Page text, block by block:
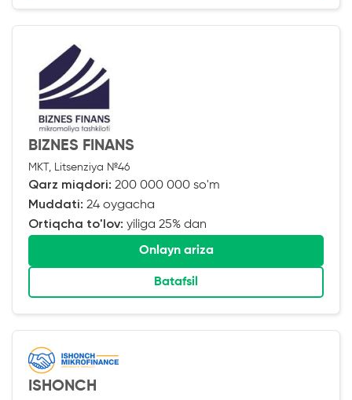
BIZNES FINANS
MKT, Litsenziya №46
Qarz miqdori: 200 000 000 so'm
Muddati: 24 oygacha
Ortiqcha to'lov: yiliga 25% dan
Onlayn ariza
Batafsil
ISHONCH